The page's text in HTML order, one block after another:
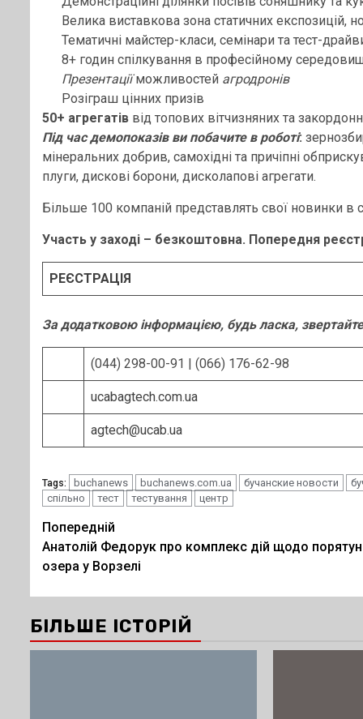
Велика виставкова зона статичних експозицій,
Тематичні майстер-класи, семінари та тест-
8+ годин спілкування в професійному
Презентаціїможливостей агродронів
Розіграш цінних призів
50+ агрегатів від топових вітчизняних та
Під час демопоказів ви побачите в роботі:
мінеральних добрив, самохідні та причіпні
плуги, дискові борони, дисколапові агрегати.
Більше 100 компаній представлять свої новинки в
Участь у заході – безкоштовна. Попередня
РЕЄСТРАЦІЯ
За додатковою інформацією, будь ласка,
(044) 298-00-91 | (066) 176-62-98
ucabagtech.com.ua
agtech@ucab.ua
Tags: buchanews buchanews.com.ua бучанские новости
спільно
тест тестування центр
Post
navigation
Попередній
Анатолій Федорук про комплекс дій щодо
озера у Ворзелі
БІЛЬШЕ ІСТОРІЙ